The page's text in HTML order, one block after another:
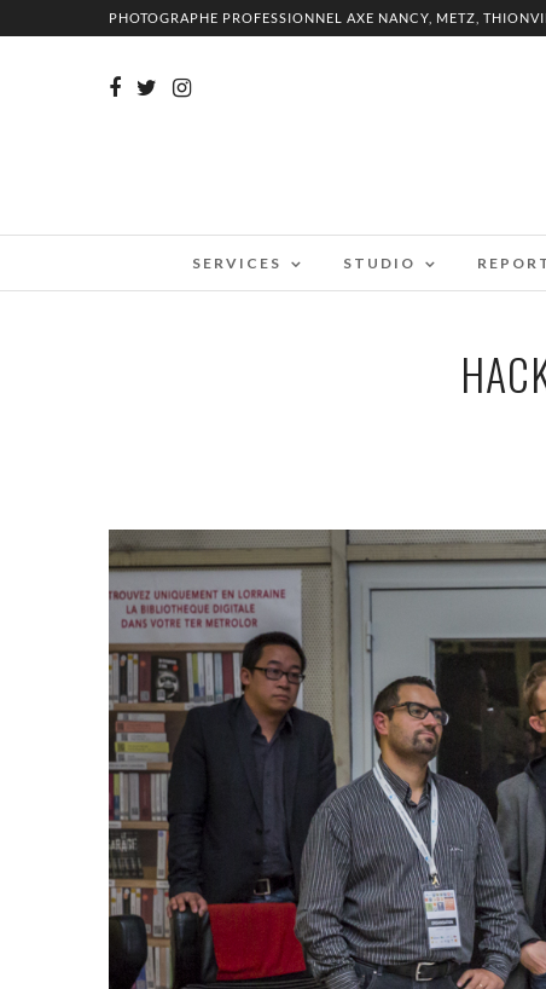
PHOTOGRAPHE PROFESSIONNEL AXE NANCY, METZ,
SERVICES STUDIO